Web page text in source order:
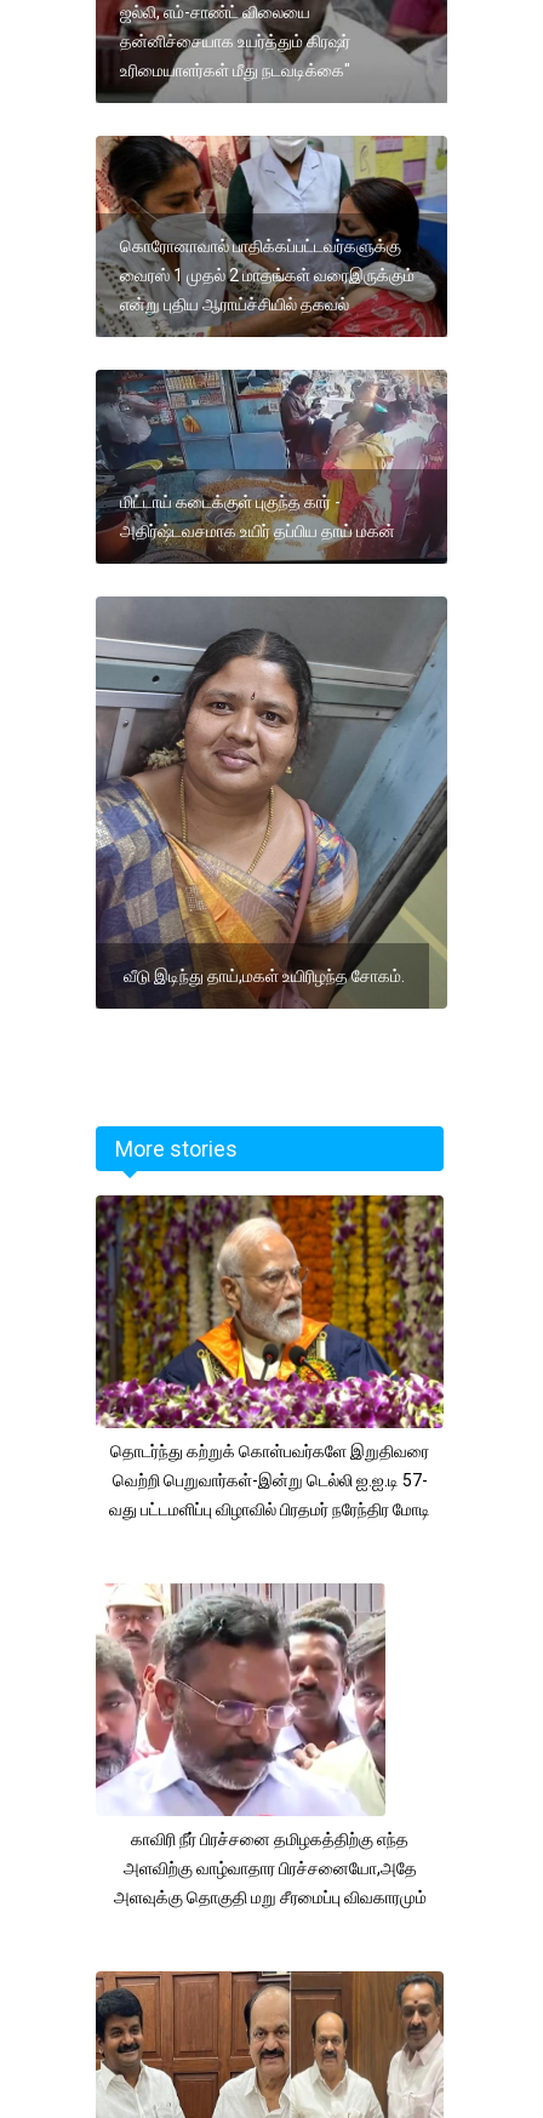
ஜல்லி, எம்-சாண்ட் விலையை
தன்னிச்சையாக உயர்த்தும் கிரஷர்
உரிமையாளர்கள் மீது நடவடிக்கை"
கொரோனாவால் பாதிக்கப்பட்டவர்களுக்கு
வைரஸ் 1 முதல் 2 மாதங்கள் வரைஇருக்கும்
என்று புதிய ஆராய்ச்சியில் தகவல்
மிட்டாய் கடைக்குள் புகுந்த கார் -
அதிர்ஷ்டவசமாக உயிர் தப்பிய தாய் மகன்
வீடு இடிந்து தாய்,மகள் உயிரிழந்த சோகம்.
More stories
தொடர்ந்து கற்றுக் கொள்பவர்களே இறுதிவரை
வெற்றி பெறுவார்கள்-இன்று டெல்லி ஐ.ஐ.டி 57-
வது பட்டமளிப்பு விழாவில் பிரதமர் நரேந்திர மோடி
காவிரி நீர் பிரச்சனை தமிழகத்திற்கு எந்த
அளவிற்கு வாழ்வாதார பிரச்சனையோ,அதே
அளவுக்கு தொகுதி மறு சீரமைப்பு விவகாரமும்